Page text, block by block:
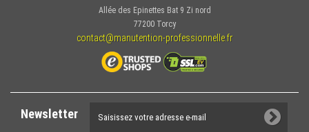
Allée des Epinettes Bat 9 Zi nord
77200 Torcy
contact@manutention-professionnelle.fr
Newsletter